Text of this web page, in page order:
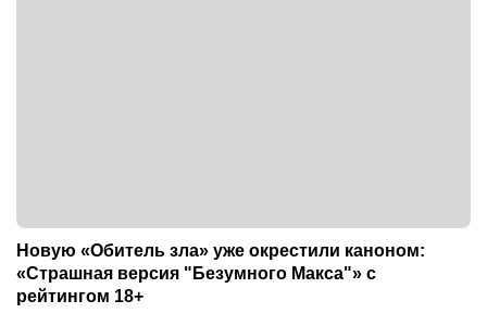
Новую «Обитель зла» уже окрестили каноном:
«Страшная версия "Безумного Макса"» с
рейтингом 18+